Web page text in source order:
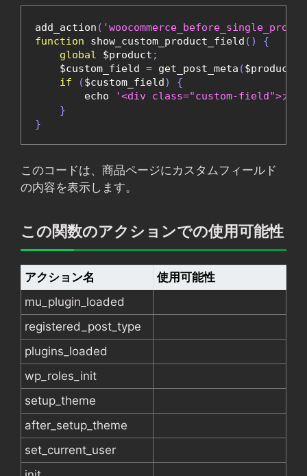
add_action (
function show_custom_product_field ()
{
global
$product ;
    $custom_field
= get_post_meta ($product
if
($custom_field)
{
        echo
'<div class="custom-field">カス
}
}
このコードは、商品ページにカスタムフィールド
の内容を表示します。
この関数のアクションでの使用可能性
アクション名
使用可能性
mu_plugin_loaded
registered_post_type
plugins_loaded
wp_roles_init
setup_theme
after_setup_theme
set_current_user